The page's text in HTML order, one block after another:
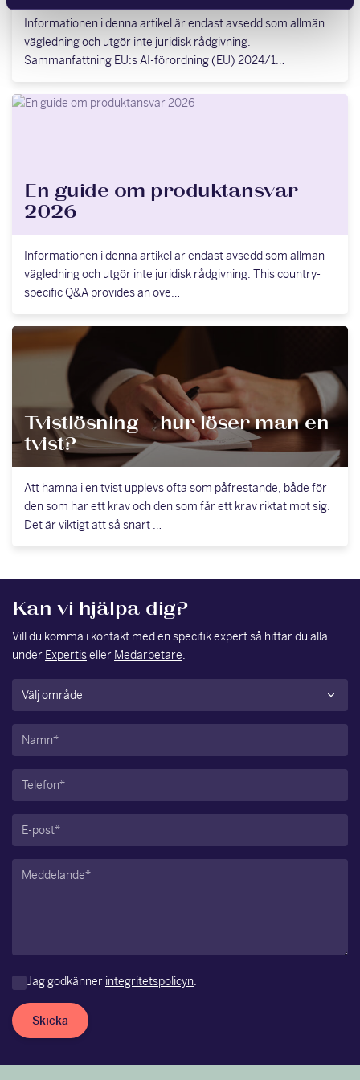
Informationen i denna artikel är endast avsedd som allmän
vägledning och utgör inte juridisk rådgivning.
Sammanfattning EU:s AI-förordning (EU) 2024/1…
En guide om produktansvar
2026
Informationen i denna artikel är endast avsedd som allmän
vägledning och utgör inte juridisk rådgivning. This country-
specific Q&A provides an ove…
Tvistlösning – hur löser man en
tvist?
Att hamna i en tvist upplevs ofta som påfrestande, både för
den som har ett krav och den som får ett krav riktat mot sig.
Det är viktigt att så snart …
Kan vi hjälpa dig?
Vill du komma i kontakt med en specifik expert så hittar du alla
under Expertiseller Medarbetare.
Område(Obligatoriskt)
Namn(Obligatoriskt)
Telefon(Obligatoriskt)
E-
post(Obligatoriskt)
Meddelande(Obligatoriskt)
Jag godkänner integritetspolicyn.
Skicka